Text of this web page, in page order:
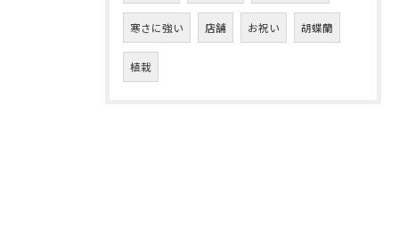
寒さに強い 店舗 お祝い 胡蝶蘭
植栽